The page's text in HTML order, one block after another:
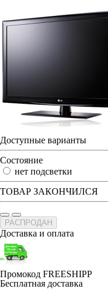
Доступные варианты
Состояние
нет подсветки
ТОВАР ЗАКОНЧИЛСЯ
РАСПРОДАН
Доставка и оплата
Промокод FREESHIPP
Бесплатная доставка